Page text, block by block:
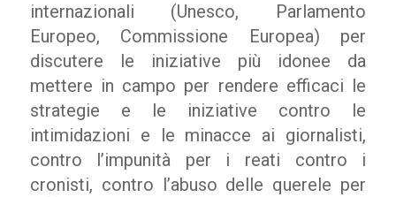
internazionali (Unesco, Parlamento
Europeo, Commissione Europea) per
discutere le iniziative più idonee da
mettere in campo per rendere efficaci le
strategie e le iniziative contro le
intimidazioni e le minacce ai giornalisti,
contro l’impunità per i reati contro i
cronisti, contro l’abuso delle querele per